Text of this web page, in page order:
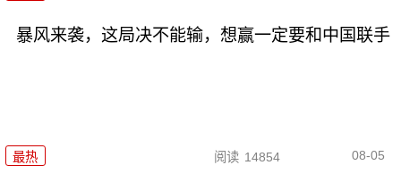
暴风来袭，这局决不能输，想赢一定要和中国联手
最热 阅读 14854 08-05